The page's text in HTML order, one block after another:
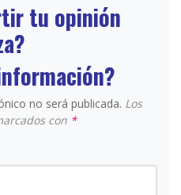
tu opinión
no será publicada. Los
con *